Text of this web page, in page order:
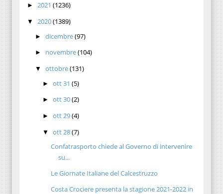
► 2021 (1236)
▼ 2020(1389)
► dicembre(97)
► novembre(104)
▼ ottobre(131)
►ott 31(5)
►ott 30(2)
►ott 29(4)
▼ott 28(7)
Confatrasporto chiede al Governo di intervenire
su...
Le Giornate Italiane del Calcestruzzo
Costa Crociere presenta la stagione 2021-2022 in